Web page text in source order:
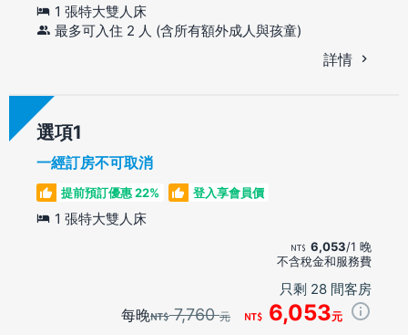
1 張特大雙人床
最多可入住 2 人 (含所有額外成人與孩童)
詳情
選項
一經訂房不可取消
提前預訂優惠 22% 登入享會員價
1 張特大雙人床
6,053/1 晚
不含稅金和服務費
只剩 28 間客房
每晚 7,760元 6,053元